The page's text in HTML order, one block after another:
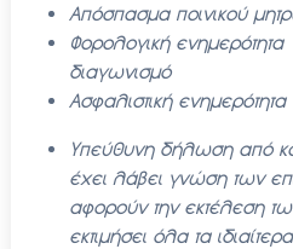
Απόσπασμα ποινικού
Φορολογική
διαγωνισμό
Ασφαλιστική ενημερότητα
Υπεύθυνη δήλωση από
έχει λάβει γνώση των
αφορούν την εκτέλεση
εκτιμήσει όλα τα